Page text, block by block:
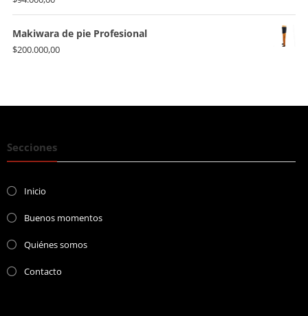
Makiwara de pie Profesional
$200.000,00
Secciones
Inicio
Buenos momentos
Quiénes somos
Contacto